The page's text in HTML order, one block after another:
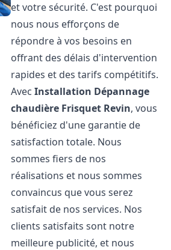
et votre sécurité. C'est pourquoi
nous nous efforçons de
répondre à vos besoins en
offrant des délais d'intervention
rapides et des tarifs compétitifs.
AvecInstallation Dépannage
chaudière Frisquet Revin, vous
bénéficiez d'une garantie de
satisfaction totale. Nous
sommes fiers de nos
réalisations et nous sommes
convaincus que vous serez
satisfait de nos services. Nos
clients satisfaits sont notre
meilleure publicité, et nous